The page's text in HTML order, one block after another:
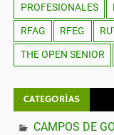
PROFESIONALES
RFAG RFEG
THE OPEN SENIOR
CATEGORÍAS
CAMPOS DE